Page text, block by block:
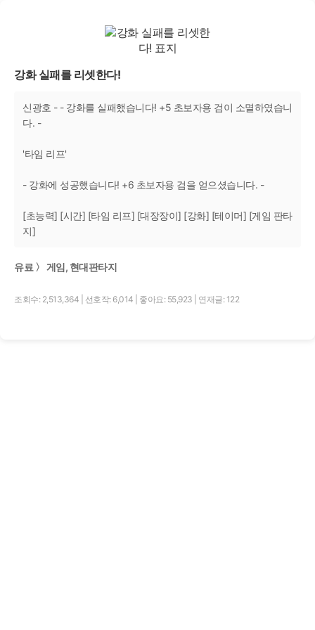
강화 실패를 리셋한다!
신광호 - - 강화를 실패했습니다! +5 초보자용 검이 소멸하였습니
다. -
'타임 리프'
- 강화에 성공했습니다! +6 초보자용 검을 얻으셨습니다. -
[초능력] [시간] [타임 리프] [대장장이] [강화] [테이머] [게임 판타
지]
유료 〉 게임, 현대판타지
조회수: 2,513,364 선호작: 6,014 좋아요: 55,923 연재글: 122